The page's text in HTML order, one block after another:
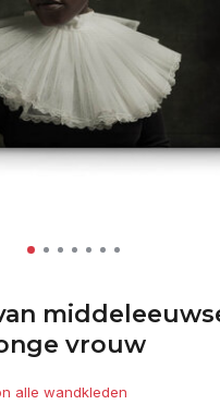
vrouw
alle wandkleden